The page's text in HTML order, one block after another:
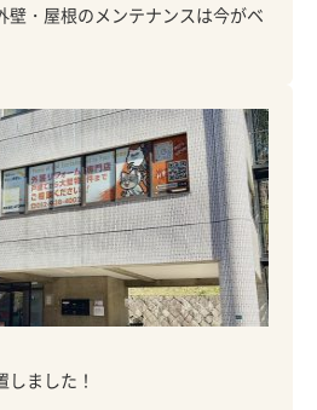
壁・屋根のメンテナンスは今がベ
ました！